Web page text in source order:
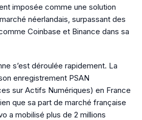
imposée comme une solution
néerlandais, surpassant des
Coinbase et Binance dans sa
s’est déroulée rapidement. La
enregistrement PSAN
sur Actifs Numériques) en France
que sa part de marché française
a mobilisé plus de 2 millions